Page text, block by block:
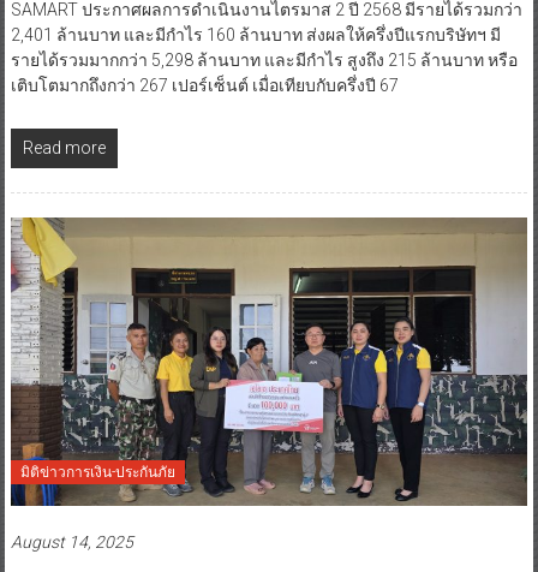
SAMART ประกาศผลการดำเนินงานไตรมาส 2 ปี 2568 มีรายได้รวมกว่า
2,401 ล้านบาท และมีกำไร 160 ล้านบาท ส่งผลให้ครึ่งปีแรกบริษัทฯ มี
รายได้รวมมากกว่า 5,298 ล้านบาท และมีกำไร สูงถึง 215 ล้านบาท หรือ
เติบโตมากถึงกว่า 267 เปอร์เซ็นต์ เมื่อเทียบกับครึ่งปี 67
Read more
มิติข่าวการเงิน-ประกันภัย
August 14, 2025